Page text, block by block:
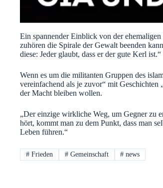
Ein spannender Einblick von der
zuhören die Spirale der Gewalt beenden
diese: Jeder glaubt, dass er der gute Kerl ist.“
Wenn es um die militanten Gruppen des
vereinfachend als je zuvor“ mit
der Macht bleiben wollen.
„Der einzige wirkliche Weg, um Gegner zu
hört, kommt man zu dem Punkt, dass man
Leben führen.“
#Frieden #Gemeinschaft # news